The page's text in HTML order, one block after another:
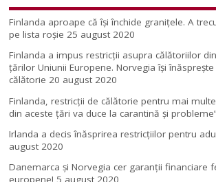
Finlanda aproape că își închide granițele. A
pe lista roșie 25 august 2020
Finlanda a impus restricţii asupra călătoriilor
ţărilor Uniunii Europene. Norvegia își
călătorie 20 august 2020
Finlanda, restricţii de călătorie pentru mai
din aceste ţări va duce la carantină şi
Irlanda a decis înăsprirea restricțiilor pentru
august 2020
Danemarca și Norvegia cer garanții financiare
europene! 5 august 2020